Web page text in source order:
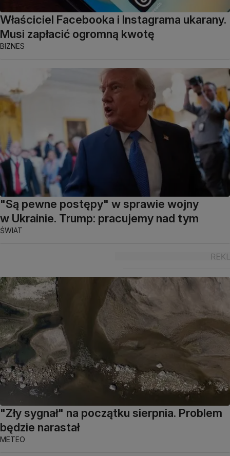
Właściciel Facebooka i Instagrama ukarany.
Musi zapłacić ogromną kwotę
BIZNES
"Są pewne postępy" w sprawie wojny
w Ukrainie. Trump: pracujemy nad tym
ŚWIAT
"Zły sygnał" na początku sierpnia. Problem
będzie narastał
METEO